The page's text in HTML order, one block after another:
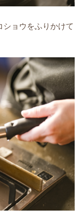
ョウをふりかけて